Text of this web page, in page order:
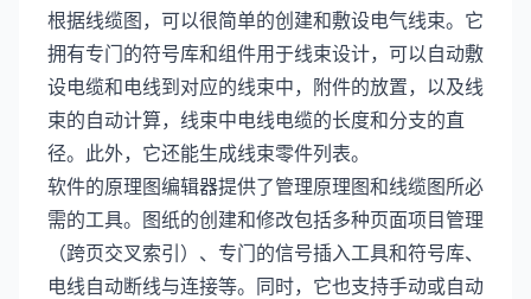
根据线缆图，可以很简单的创建和敷设电气线束。它
拥有专门的符号库和组件用于线束设计，可以自动敷
设电缆和电线到对应的线束中，附件的放置，以及线
束的自动计算，线束中电线电缆的长度和分支的直
径。此外，它还能生成线束零件列表。
软件的原理图编辑器提供了管理原理图和线缆图所必
需的工具。图纸的创建和修改包括多种页面项目管理
（跨页交叉索引）、专门的信号插入工具和符号库、
电线自动断线与连接等。同时，它也支持手动或自动